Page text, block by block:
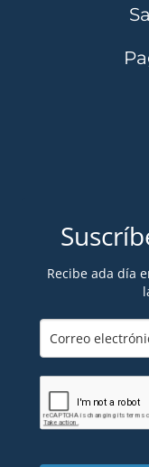
Recibe ada día